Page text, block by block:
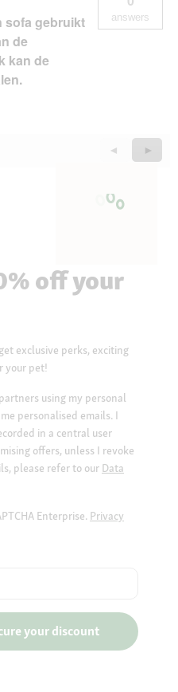
sofa gebruikt
de
kan de
answers
Previous
Questions
◄
Next
►
off your
exclusive perks, exciting
your pet!
using my personal
personalised emails. I
in a central user
offers, unless I revoke
please refer to our Data
Enterprise. Privacy
your discount